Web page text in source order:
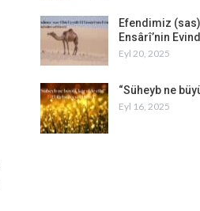
Efendimiz
Ensârî’nin
Eyl 20, 2025
“Süheyb ne
Eyl 16, 2025